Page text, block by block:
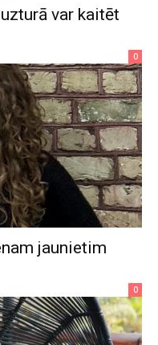
var kaitēt
0
jaunietim
0